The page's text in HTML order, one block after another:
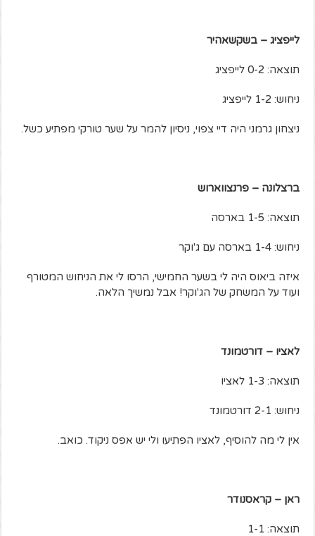
לייפציג – בשקשאהיר
תוצאה: 0-2 לייפציג
ניחוש: 1-2 לייפציג
ניצחון גרמני היה דיי צפוי, ניסיון להמר על שער טורקי מפתיע כשל.
ברצלונה – פרנצווארוש
תוצאה: 1-5 בארסה
ניחוש: 1-4 בארסה עם ג'וקר
איזה ביאוס היה לי בשער החמישי, הרסו לי את הניחוש המטורף
ועוד על המשחק של הג'וקר! אבל נמשיך הלאה.
לאציו – דורטמונד
תוצאה: 1-3 לאציו
ניחוש: 2-1 דורטמונד
אין לי מה להוסיף, לאציו הפתיעו ולי יש אפס ניקוד. כואב.
ראן – קראסנודר
תוצאה: 1-1